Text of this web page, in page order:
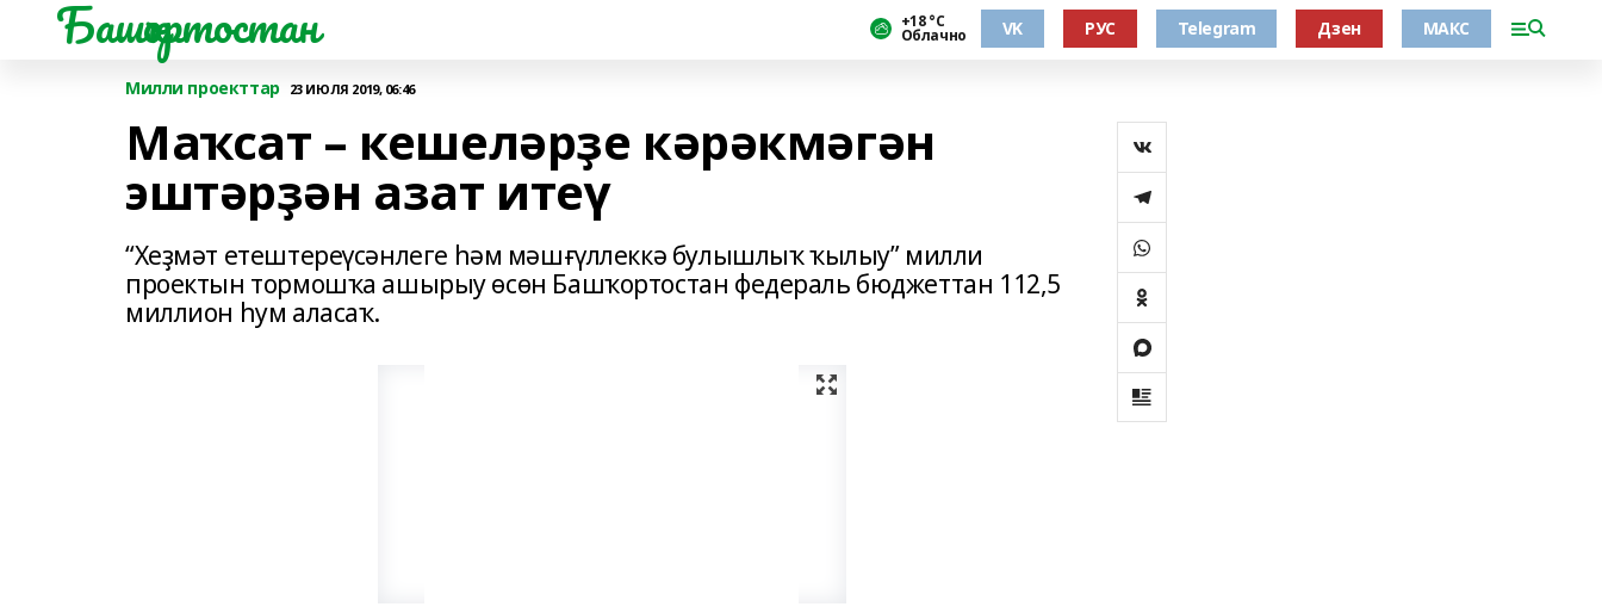
Башҡортостан +18 °С
Облачно VK РУС Telegram Дзен МАКС
Милли проекттар 23 ИЮЛЯ 2019, 06:46
Маҡсат – кешеләрҙе кәрәкмәгән
эштәрҙән азат итеү
“Хеҙмәт етештереүсәнлеге һәм мәшғүллеккә булышлыҡ ҡылыу” милли
проектын тормошҡа ашырыу өсөн Башҡортостан федераль бюджеттан 112,5
миллион һум аласаҡ.